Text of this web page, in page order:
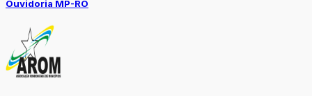
Ouvidoria MP-RO